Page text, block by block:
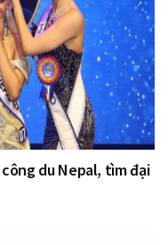
công du Nepal, tìm đại